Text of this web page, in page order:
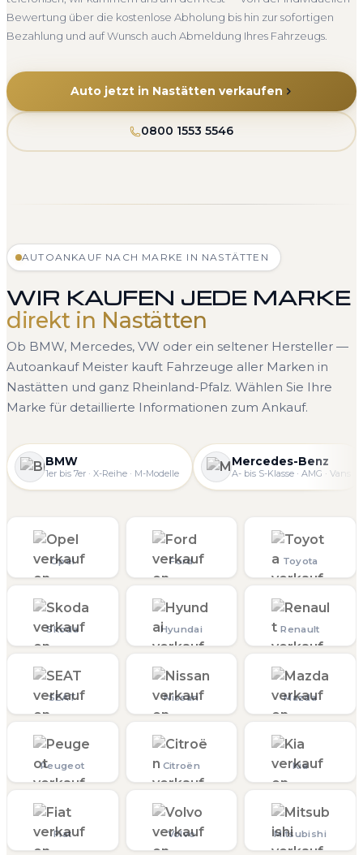
Bewertung über die kostenlose Abholung bis hin zur sofortigen
Bezahlung und auf Wunsch auch Abmeldung Ihres Fahrzeugs.
Auto jetzt in Nastätten verkaufen
0800 1553 5546
AUTOANKAUF NACH MARKE IN NASTÄTTEN
WIR KAUFEN JEDE MARKE
direkt in Nastätten
Ob BMW, Mercedes, VW oder ein seltener Hersteller —
Autoankauf Meister kauft Fahrzeuge aller Marken in
Nastätten und ganz Rheinland-Pfalz. Wählen Sie Ihre
Marke für detaillierte Informationen zum Ankauf.
BMW
1er bis 7er · X-Reihe · M-Modelle
Mercedes-Benz
A- bis S-Klasse · AMG · Vans
Opel Ford Toyota
Skoda Hyundai Renault
SEAT Nissan Mazda
Peugeot Citroën Kia
Fiat Volvo Mitsubishi